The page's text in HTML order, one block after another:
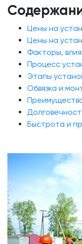
Цены на
Цены на
Факторы,
Процесс
Этапы
Обвязка и
Быстрота и